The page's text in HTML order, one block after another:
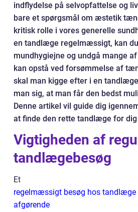
indflydelse på selvopfattelse og
bare et spørgsmål om æstetik
kritisk rolle i vores generelle
en tandlæge regelmæssigt, kan
mundhygiejne og undgå mange
kan opstå ved forsømmelse af
skal man kigge efter i en
man sig, at man får den bedst
Denne artikel vil guide dig
at finde den rette tandlæge for
Vigtigheden af
tandlægebesøg
Et
regelmæssigt besøg hos tandlæge
afgørende